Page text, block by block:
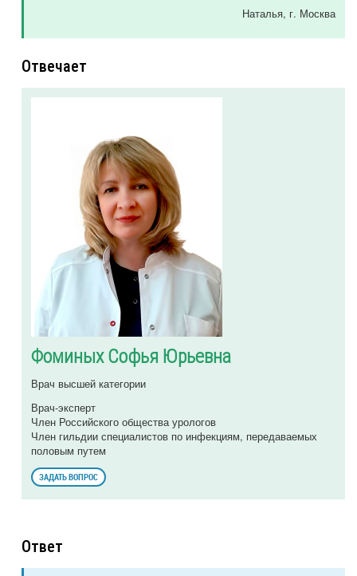
Наталья, г. Москва
Отвечает
Фоминых Софья Юрьевна
Врач высшей категории
Врач-эксперт
Член Российского общества урологов
Член гильдии специалистов по инфекциям, передаваемых
половым путем
ЗАДАТЬ ВОПРОС
Ответ